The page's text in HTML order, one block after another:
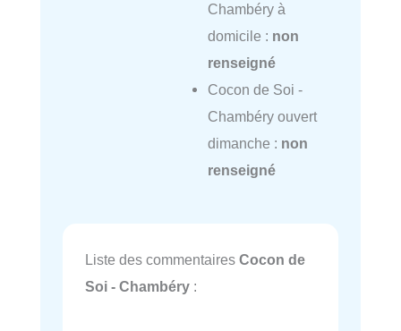
Chambéry à
domicile : non
renseigné
Cocon de Soi -
Chambéry ouvert
dimanche : non
renseigné
Liste des commentaires Cocon de
Soi - Chambéry :